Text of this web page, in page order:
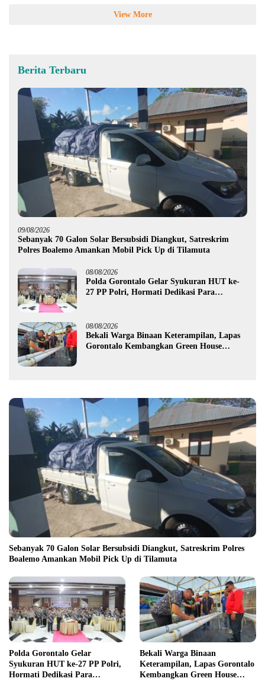
View More
Berita Terbaru
09/08/2026
Sebanyak 70 Galon Solar Bersubsidi Diangkut, Satreskrim
Polres Boalemo Amankan Mobil Pick Up di Tilamuta
08/08/2026
Polda Gorontalo Gelar Syukuran HUT ke-
27 PP Polri, Hormati Dedikasi Para
08/08/2026
Bekali Warga Binaan Keterampilan, Lapas
Gorontalo Kembangkan Green House
Sebanyak 70 Galon Solar Bersubsidi Diangkut, Satreskrim Polres
Boalemo Amankan Mobil Pick Up di Tilamuta
Polda Gorontalo Gelar
Syukuran HUT ke-27 PP Polri,
Hormati Dedikasi Para
Bekali Warga Binaan
Keterampilan, Lapas Gorontalo
Kembangkan Green House